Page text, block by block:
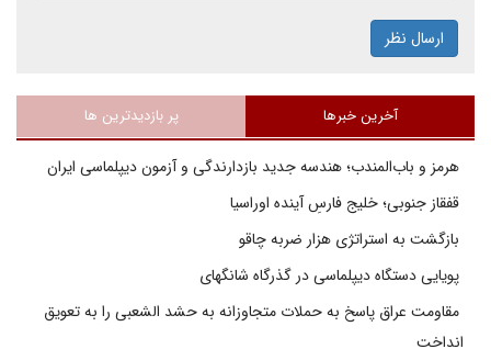
ارسال نظر
آخرین خبرها پر بازدیدترین ها
هرمز و باب‌المندب؛ هندسه جدید بازدارندگی و آزمون دیپلماسی ایران
قفقاز جنوبی؛ خلیج فارسِ آینده اوراسیا
بازگشت به استراتژی هزار ضربه چاقو
پویایی دستگاه دیپلماسی در گذرگاه شانگهای
مقاومت عراق پاسخ به حملات متجاوزانه به حشد الشعبی را به تعویق
انداخت